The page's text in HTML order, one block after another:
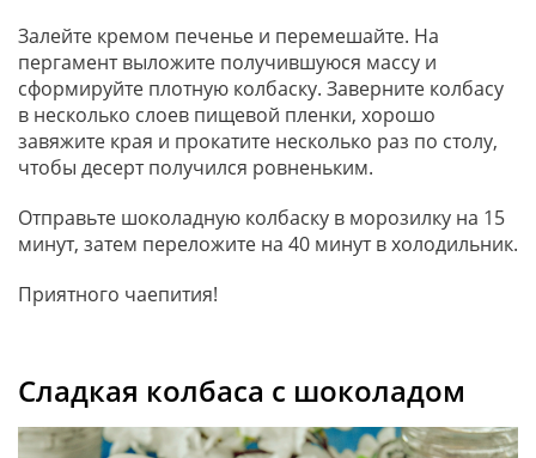
Залейте кремом печенье и перемешайте. На
пергамент выложите получившуюся массу и
сформируйте плотную колбаску. Заверните колбасу
в несколько слоев пищевой пленки, хорошо
завяжите края и прокатите несколько раз по столу,
чтобы десерт получился ровненьким.
Отправьте шоколадную колбаску в морозилку на 15
минут, затем переложите на 40 минут в холодильник.
Приятного чаепития!
Сладкая колбаса с шоколадом